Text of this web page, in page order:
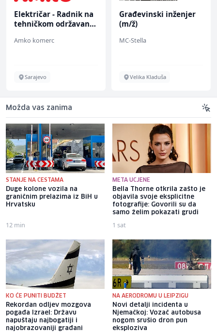
Električar - Radnik na
tehničkom održavanju
Amko komerc
Sarajevo
Građevinski inženjer
(m/ž)
MC-Stella
Velika Kladuša
Možda vas zanima
STANJE NA CESTAMA
Duge kolone vozila na
graničnim prelazima iz BiH u
Hrvatsku
12 min
META UCJENE
Bella Thorne otkrila zašto je
objavila svoje eksplicitne
fotografije: Govorili su da
samo želim pokazati grudi
1 sat
KO ĆE PUNITI BUDŽET
Rekordan odljev mozgova
pogađa Izrael: Državu
napuštaju najbogatiji i
najobrazovaniji građani
NA AERODROMU U LEIPZIGU
Novi detalji incidenta u
Njemačkoj: Vozač autobusa
nogom srušio dron pun
eksploziva